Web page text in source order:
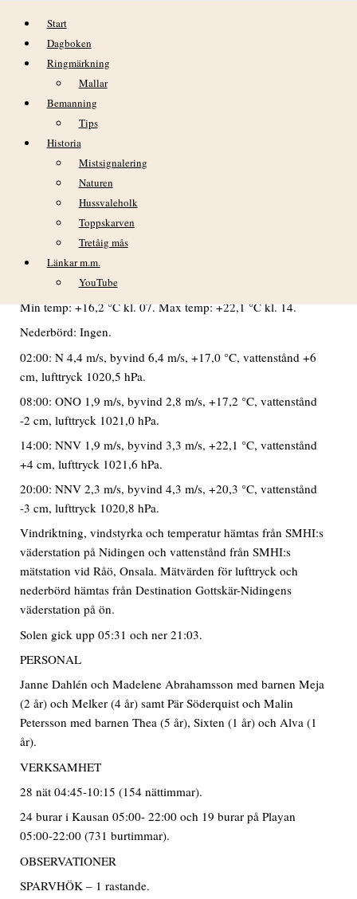
Hoppa till innehåll
Start
Dagboken
Ringmärkning
Mallar
Bemanning
Tips
Historia
Mistsignalering
Naturen
Hussvaleholk
Toppskarven
Tretåig mås
Länkar m.m.
YouTube
DAGBOK NIDINGENS FÅGELSTATION
– MÅNDAG 10 AUGUSTI 2020
VÄDER
Under morgonen dimma som lättade vid 7-tiden. Under
förmiddagen en del höga moln därefter mest soligt. Åska
hördes i flera omgångar på långt håll ute över havet.
Min temp: +16,2 °C kl. 07. Max temp: +22,1 °C kl. 14.
Nederbörd: Ingen.
02:00: N 4,4 m/s, byvind 6,4 m/s, +17,0 °C, vattenstånd +6
cm, lufttryck 1020,5 hPa.
08:00: ONO 1,9 m/s, byvind 2,8 m/s, +17,2 °C, vattenstånd
-2 cm, lufttryck 1021,0 hPa.
14:00: NNV 1,9 m/s, byvind 3,3 m/s, +22,1 °C, vattenstånd
+4 cm, lufttryck 1021,6 hPa.
20:00: NNV 2,3 m/s, byvind 4,3 m/s, +20,3 °C, vattenstånd
-3 cm, lufttryck 1020,8 hPa.
Vindriktning, vindstyrka och temperatur hämtas från SMHI:s
väderstation på Nidingen och vattenstånd från SMHI:s
mätstation vid Råö, Onsala. Mätvärden för lufttryck och
nederbörd hämtas från Destination Gottskär-Nidingens
väderstation på ön.
Solen gick upp 05:31 och ner 21:03.
PERSONAL
Janne Dahlén och Madelene Abrahamsson med barnen Meja
(2 år) och Melker (4 år) samt Pär Söderquist och Malin
Petersson med barnen Thea (5 år), Sixten (1 år) och Alva (1
år).
VERKSAMHET
28 nät 04:45-10:15 (154 nättimmar).
24 burar i Kausan 05:00- 22:00 och 19 burar på Playan
05:00-22:00 (731 burtimmar).
OBSERVATIONER
SPARVHÖK – 1 rastande.